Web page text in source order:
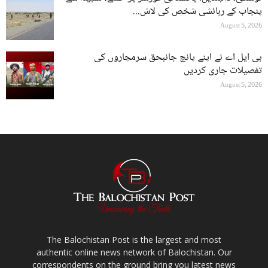
پنجاب کے رہائشی شخص کی لاش...
August 5, 2026
بی ایل اے نے اپنے پانچ جانبحق سرمچاروں کی
تفصیلات جاری کردیں
August 5, 2026
The Balochistan Post is the largest and most
authentic online news network of Balochistan. Our
correspondents on the ground bring you latest news